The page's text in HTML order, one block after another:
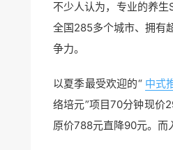
不少人认为，专业的养
全国285多个城市、拥有
争力。
以夏季最受欢迎的“ 中式
络培元”项目70分钟现价
原价788元直降90元。而